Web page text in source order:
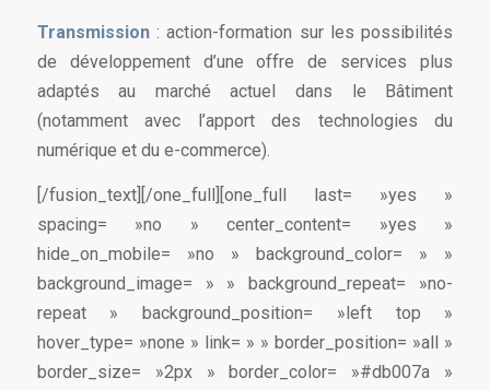
Transmission: action-formation sur les possibilités
de développement d’une offre de services plus
adaptés au marché actuel dans le Bâtiment
(notamment avec l’apport des technologies du
numérique et du e-commerce).
[/fusion_text][/one_full][one_full last= »yes »
spacing= »no » center_content= »yes »
hide_on_mobile= »no » background_color= » »
background_image= » » background_repeat= »no-
repeat » background_position= »left top »
hover_type= »none » link= » » border_position= »all »
border_size= »2px » border_color= »#db007a »